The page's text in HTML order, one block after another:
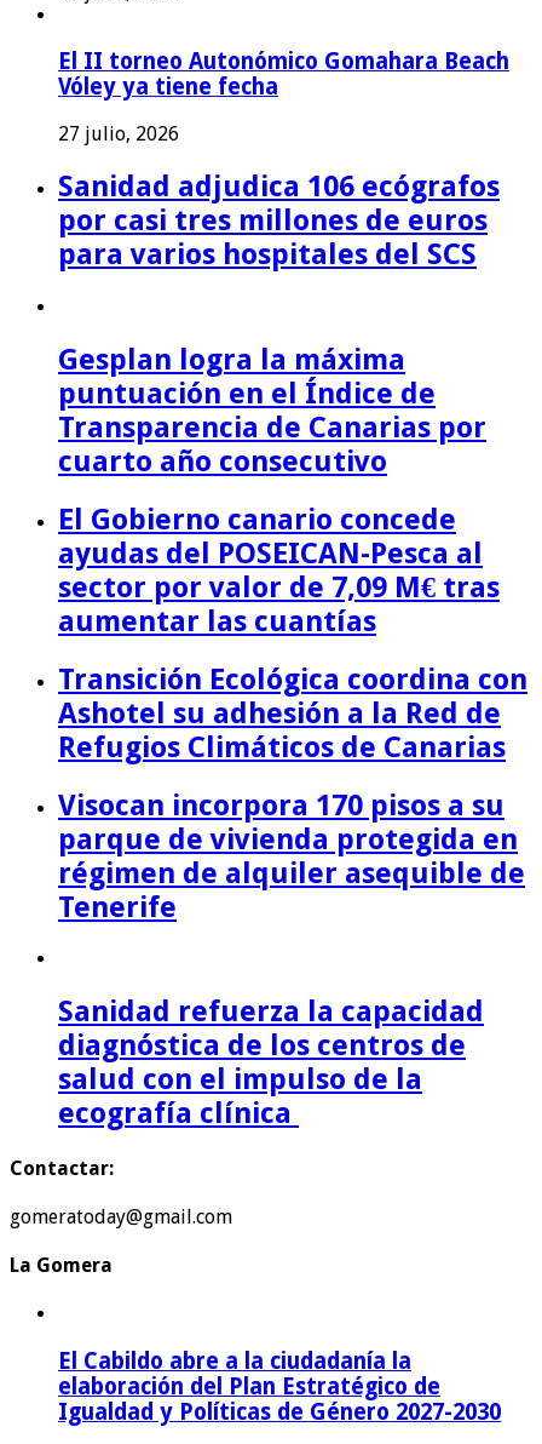
El II torneo Autonómico Gomahara Beach
Vóley ya tiene fecha
27 julio, 2026
Sanidad adjudica 106 ecógrafos
por casi tres millones de euros
para varios hospitales del SCS
Gesplan logra la máxima
puntuación en el Índice de
Transparencia de Canarias por
cuarto año consecutivo
El Gobierno canario concede
ayudas del POSEICAN-Pesca al
sector por valor de 7,09 M€ tras
aumentar las cuantías
Transición Ecológica coordina con
Ashotel su adhesión a la Red de
Refugios Climáticos de Canarias
Visocan incorpora 170 pisos a su
parque de vivienda protegida en
régimen de alquiler asequible de
Tenerife
Sanidad refuerza la capacidad
diagnóstica de los centros de
salud con el impulso de la
ecografía clínica
Contactar:
gomeratoday@gmail.com
La Gomera
El Cabildo abre a la ciudadanía la
elaboración del Plan Estratégico de
Igualdad y Políticas de Género 2027-2030